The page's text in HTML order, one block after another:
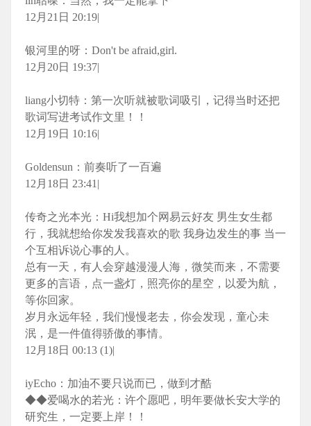
12月21日 20:19|
银河里的呀：Don't be afraid,girl.
12月20日 19:37|
liang小切特：第一次听就被歌词吸引，记得当时还把
歌词写进考试作文里！！
12月19日 10:16|
Goldensun：前奏听了一百遍
12月18日 23:41|
传奇之光本光：Hi我想加个网易云好友 男生女生都
行，我就想给你发发我喜欢的歌 我身边发生的事 当一
个互相诉说心事的人。
总有一天，有人会穿越漫漫人海，微笑而来，不需要
更多的言语，点一盏灯，照亮你的星空，以爱为航，
等你回家。
岁月永远年轻，我们慢慢老去，你会发现，童心未
泯，是一件值得骄傲的事情。️
12月18日 00:13 (1)|
iyEcho：加油不要只说而已，做到才酷
◆◆爱喝水的若光：许个愿吧，明年要做长安大学的
研究生，一定要上岸！！